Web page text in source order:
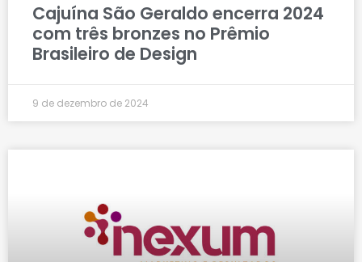
Cajuína São Geraldo encerra 2024
com três bronzes no Prêmio
Brasileiro de Design
9 de dezembro de 2024